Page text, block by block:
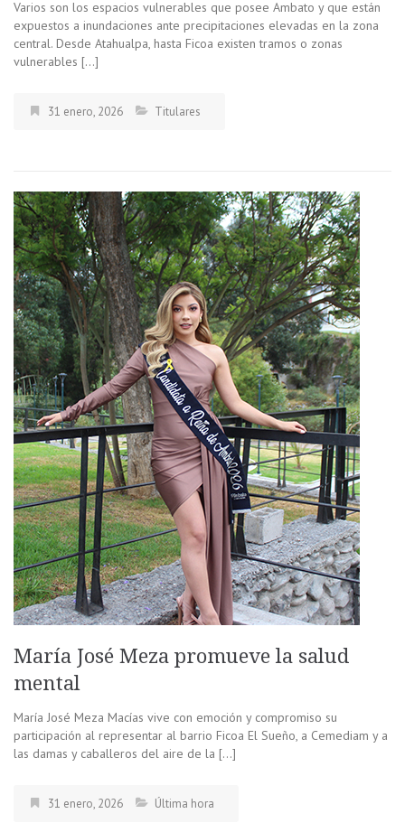
Varios son los espacios vulnerables que posee Ambato y que están
expuestos a inundaciones ante precipitaciones elevadas en la zona
central. Desde Atahualpa, hasta Ficoa existen tramos o zonas
vulnerables […]
31 enero, 2026 Titulares
María José Meza promueve la salud
mental
María José Meza Macías vive con emoción y compromiso su
participación al representar al barrio Ficoa El Sueño, a Cemediam y a
las damas y caballeros del aire de la […]
31 enero, 2026 Última hora